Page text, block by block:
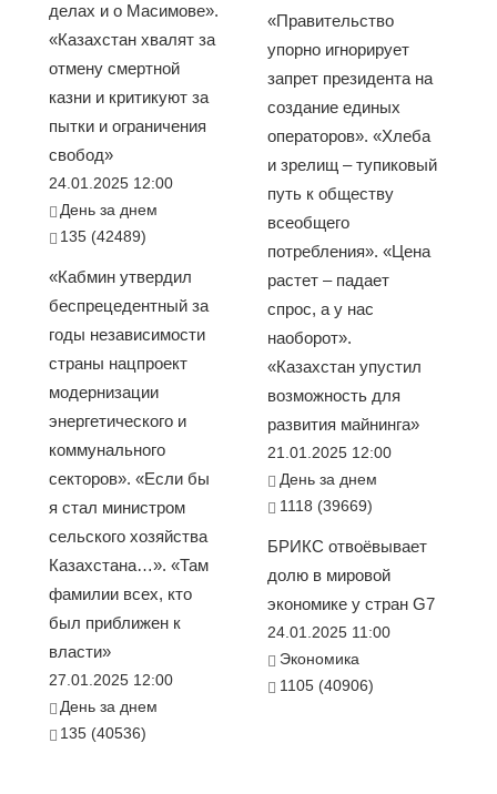
делах и о Масимове».
«Казахстан хвалят за
отмену смертной
казни и критикуют за
пытки и ограничения
свобод»
24.01.2025 12:00
День за днем
135 (42489)
«Кабмин утвердил
беспрецедентный за
годы независимости
страны нацпроект
модернизации
энергетического и
коммунального
секторов». «Если бы
я стал министром
сельского хозяйства
Казахстана…». «Там
фамилии всех, кто
был приближен к
власти»
27.01.2025 12:00
День за днем
135 (40536)
«Правительство
упорно игнорирует
запрет президента на
создание единых
операторов». «Хлеба
и зрелищ – тупиковый
путь к обществу
всеобщего
потребления». «Цена
растет – падает
спрос, а у нас
наоборот».
«Казахстан упустил
возможность для
развития майнинга»
21.01.2025 12:00
День за днем
1118 (39669)
БРИКС отвоёвывает
долю в мировой
экономике у стран G7
24.01.2025 11:00
Экономика
1105 (40906)